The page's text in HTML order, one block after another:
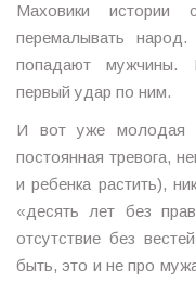
Маховики
перемалывать
попадают мужчины.
первый удар по ним.
И вот уже молодая
постоянная тревога,
и ребенка растить),
«десять лет без
отсутствие без
быть, это и не про